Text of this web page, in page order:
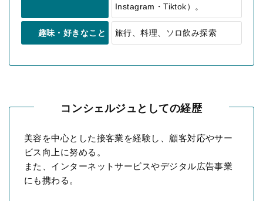
Instagram・Tiktok）。
趣味・好きなこと 旅行、料理、ソロ飲み探索
コンシェルジュとしての経歴
美容を中心とした接客業を経験し、顧客対応やサー
ビス向上に努める。
また、インターネットサービスやデジタル広告事業
にも携わる。